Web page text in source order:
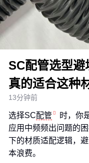
SC配管选型
真的适合这种
13分钟前
选择SC配管
时，你
应用中频频出问题的
下的材质适配逻辑，
本浪费。